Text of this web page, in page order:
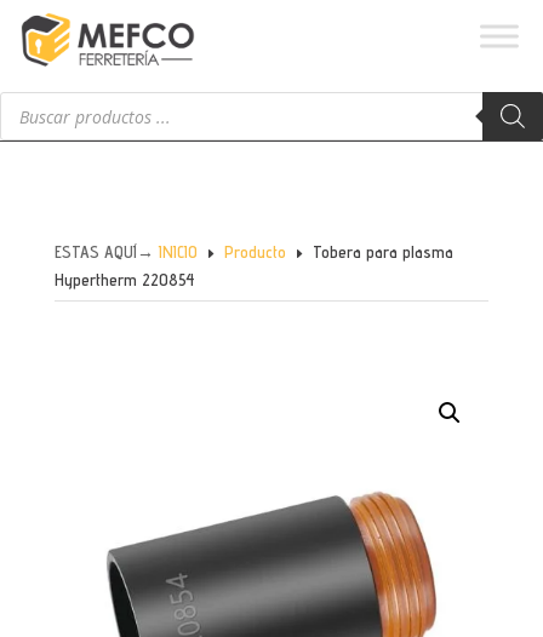
Búsqueda
productos
ESTAS AQUÍ→ INICIO E Producto E
Tobera para plasma
Hypertherm 220854